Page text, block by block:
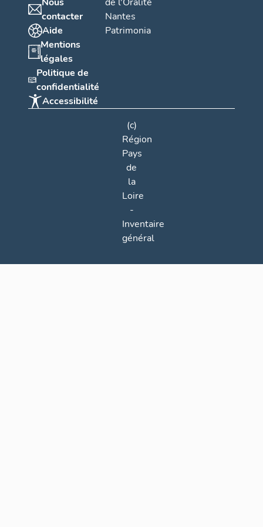
contacter
Aide
Mentions
légales
Politique de
confidentialité
Accessibilité
Nantes
Patrimonia
(c)
Région
Pays
de
la
Loire
-
Inventaire
général